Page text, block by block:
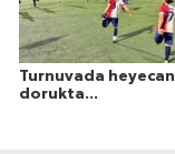
Turnuvada heyecan
dorukta...